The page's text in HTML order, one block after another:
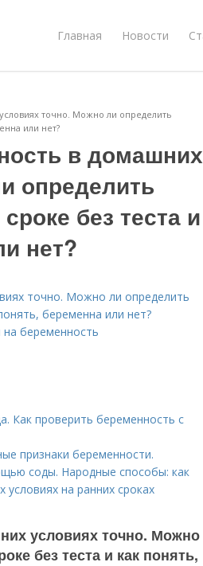
Главная Новости
точно. Можно ли определить
или нет?
в домашних
определить
без теста и
нет?
точно. Можно ли определить
беременна или нет?
беременность
Как проверить беременность с
признаки беременности.
соды. Народные способы: как
на ранних сроках
условиях точно. Можно
без теста и как понять,